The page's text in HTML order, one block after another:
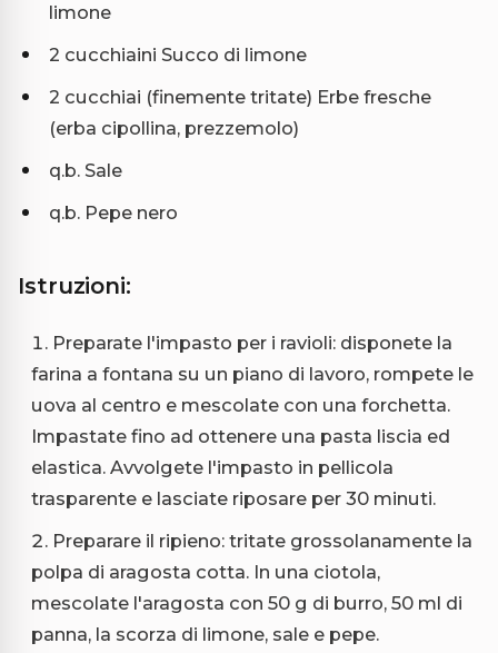
limone
2 cucchiaini Succo di limone
2 cucchiai (finemente tritate) Erbe fresche
(erba cipollina, prezzemolo)
q.b. Sale
q.b. Pepe nero
Istruzioni:
Preparate l'impasto per i ravioli: disponete la
farina a fontana su un piano di lavoro, rompete le
uova al centro e mescolate con una forchetta.
Impastate fino ad ottenere una pasta liscia ed
elastica. Avvolgete l'impasto in pellicola
trasparente e lasciate riposare per 30 minuti.
Preparare il ripieno: tritate grossolanamente la
polpa di aragosta cotta. In una ciotola,
mescolate l'aragosta con 50 g di burro, 50 ml di
panna, la scorza di limone, sale e pepe.